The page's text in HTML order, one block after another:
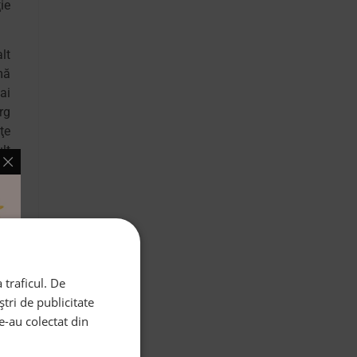
traficul. De
de publicitate
au colectat din